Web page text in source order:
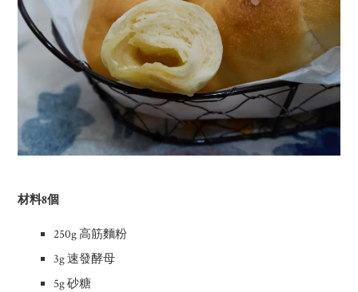
材料8個
250g 高筋麵粉
3g 速發酵母
5g 砂糖